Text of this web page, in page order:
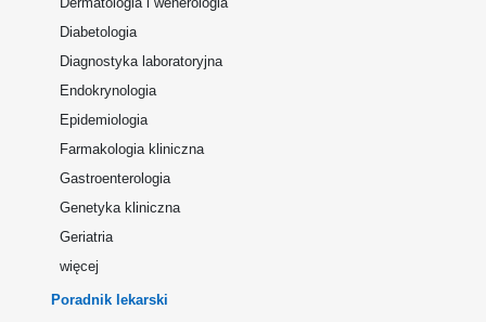
Diabetologia
Diagnostyka laboratoryjna
Endokrynologia
Epidemiologia
Farmakologia kliniczna
Gastroenterologia
Genetyka kliniczna
Geriatria
więcej
Poradnik lekarski